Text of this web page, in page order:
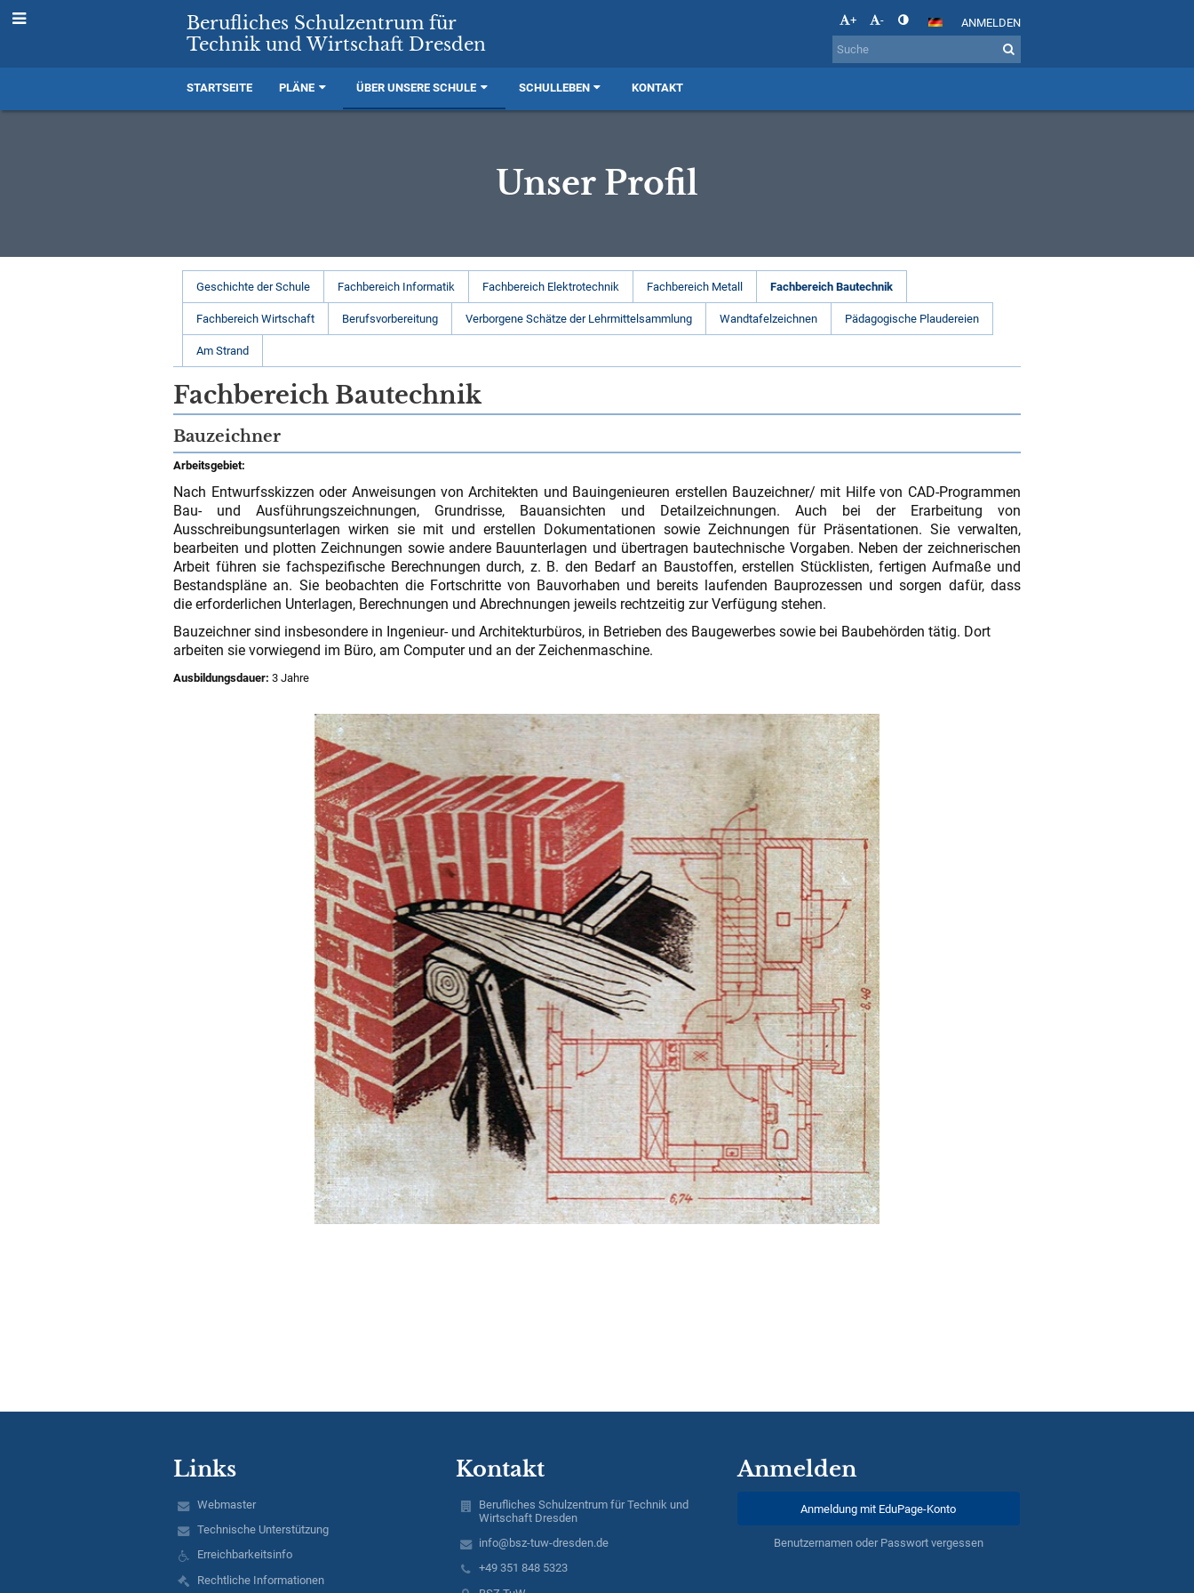
Berufliches Schulzentrum für
Technik und Wirtschaft Dresden
+ - ANMELDEN
STARTSEITE PLÄNE ÜBER UNSERE SCHULE SCHULLEBEN KONTAKT
Unser Profil
Unser
Profil
Geschichte der Schule Fachbereich Informatik Fachbereich Elektrotechnik Fachbereich Metall Fachbereich Bautechnik
Fachbereich Wirtschaft Berufsvorbereitung Verborgene Schätze der Lehrmittelsammlung Wandtafelzeichnen Pädagogische Plaudereien
Am Strand
Fachbereich Bautechnik
Bauzeichner
Arbeitsgebiet:
Nach Entwurfsskizzen oder Anweisungen von Architekten und Bauingenieuren erstellen Bauzeichner/ mit Hilfe von CAD-Programmen
Bau- und Ausführungszeichnungen, Grundrisse, Bauansichten und Detailzeichnungen. Auch bei der Erarbeitung von
Ausschreibungsunterlagen wirken sie mit und erstellen Dokumentationen sowie Zeichnungen für Präsentationen. Sie verwalten,
bearbeiten und plotten Zeichnungen sowie andere Bauunterlagen und übertragen bautechnische Vorgaben. Neben der zeichnerischen
Arbeit führen sie fachspezifische Berechnungen durch, z. B. den Bedarf an Baustoffen, erstellen Stücklisten, fertigen Aufmaße und
Bestandspläne an. Sie beobachten die Fortschritte von Bauvorhaben und bereits laufenden Bauprozessen und sorgen dafür, dass
die erforderlichen Unterlagen, Berechnungen und Abrechnungen jeweils rechtzeitig zur Verfügung stehen.
Bauzeichner sind insbesondere in Ingenieur- und Architekturbüros, in Betrieben des Baugewerbes sowie bei Baubehörden tätig. Dort
arbeiten sie vorwiegend im Büro, am Computer und an der Zeichenmaschine.
Ausbildungsdauer: 3 Jahre
Links
Webmaster
Technische Unterstützung
Erreichbarkeitsinfo
Rechtliche Informationen
Kontakt
Berufliches Schulzentrum für Technik und
Wirtschaft Dresden
info@bsz-tuw-dresden.de
+49 351 848 5323
Anmelden
Anmeldung mit EduPage-Konto
Benutzernamen oder Passwort vergessen